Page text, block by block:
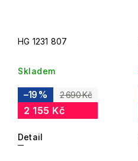
HG 1231 807
Skladem
2 690 Kč
–19 %
2 155 Kč
Detail